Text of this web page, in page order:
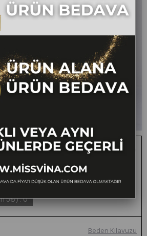
Paça Kumaş Pantolon
50 1 ALANA 1 BEDAVA -
FARKLI VEYA AYNI TÜM
ÜRÜNLERDE GEÇERLİ
5₺):0
Beden Kılavuzu